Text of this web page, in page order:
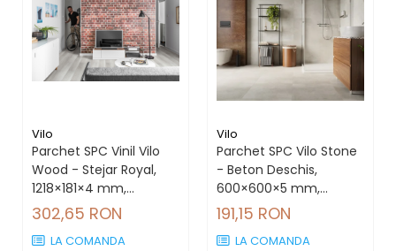
Vilo
Parchet SPC Vinil Vilo
Wood - Stejar Royal,
1218×181×4 mm,
antiderapant R9, 2.42
mp/cutie (11 plăci)
302,65 RON
LA COMANDA
Vilo
Parchet SPC Vilo Stone
- Beton Deschis,
600×600×5 mm,
antiderapant R10, 1.44
mp/cutie (4 plăci)
191,15 RON
LA COMANDA